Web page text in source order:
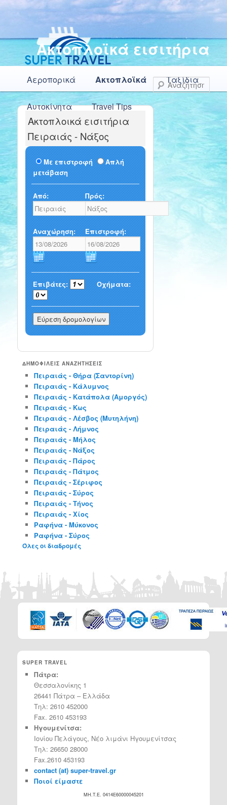
Ακτοπλοϊκά εισιτήρια
Μετάβαση το κύριο περιεχόμενο
Μετάβαση στο δευτερεύον περιεχόμενο
Αεροπορικά Ακτοπλοϊκά Ταξίδια
Αυτοκίνητα Travel Tips
Ακτοπλοικά εισιτήρια
Πειραιάς - Νάξος
Με επιστροφή
Απλή
μετάβαση
Από: Πρός:
Αναχώρηση: Επιστροφή:
Επιβάτες: Οχήματα:
ΔΗΜΟΦΙΛΕΙΣ ΑΝΑΖΗΤΗΣΕΙΣ
Πειραιάς - Θήρα (Σαντορίνη)
Πειραιάς - Κάλυμνος
Πειραιάς - Κατάπολα (Αμοργός)
Πειραιάς - Κως
Πειραιάς - Λέσβος (Μυτηλήνη)
Πειραιάς - Λήμνος
Πειραιάς - Μήλος
Πειραιάς - Νάξος
Πειραιάς - Πάρος
Πειραιάς - Πάτμος
Πειραιάς - Σέριφος
Πειραιάς - Σύρος
Πειραιάς - Τήνος
Πειραιάς - Χίος
Ραφήνα - Μύκονος
Ραφήνα - Σύρος
Όλες οι διαδρομές
SUPER TRAVEL
Πάτρα:
Θεσσαλονίκης 1
26441 Πάτρα – Ελλάδα
Τηλ: 2610 452000
Fax. 2610 453193
Ηγουμενίτσα:
Ιονίου Πελάγους, Νέο λιμάνι Ηγουμενίτσας
Τηλ: 26650 28000
Fax.2610 453193
contact (at) super-travel.gr
Ποιοί είμαστε
MH.T.E. 0414Ε60000045201